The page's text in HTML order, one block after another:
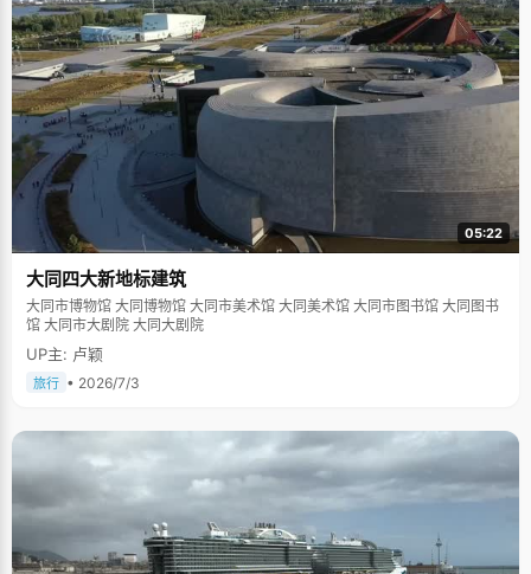
05:22
大同四大新地标建筑
大同市博物馆 大同博物馆 大同市美术馆 大同美术馆 大同市图书馆 大同图书
馆 大同市大剧院 大同大剧院
UP主: 卢颖
旅行 • 2026/7/3